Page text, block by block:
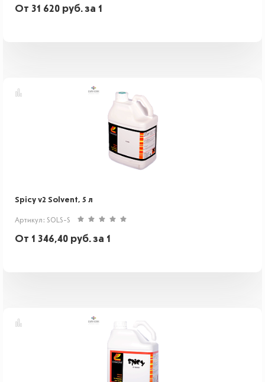
От 31 620 руб.за 1
Spicy v2 Solvent, 5 л
Артикул: SOLS-S
От 1 346,40 руб.за 1